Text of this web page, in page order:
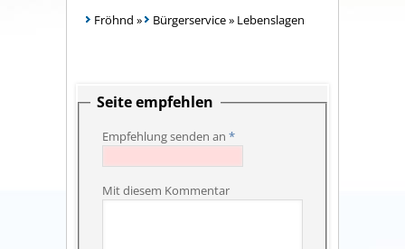
Fröhnd » Bürgerservice» Lebenslagen
Seite empfehlen
Empfehlung senden an *
Mit diesem Kommentar